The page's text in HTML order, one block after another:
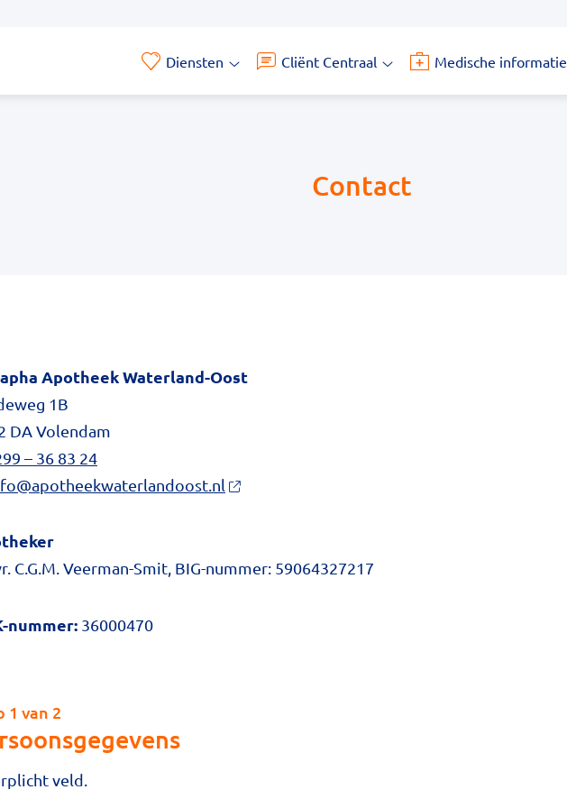
Diensten
submenu
Cliënt Centraal
Centraal
Medische informatie
Contact
Apotheek Waterland-Oost
1B
DA Volendam
– 36 83 24
C.G.M. Veerman-Smit, BIG-nummer: 59064327217
nummer: 36000470
1 van 2
veld.